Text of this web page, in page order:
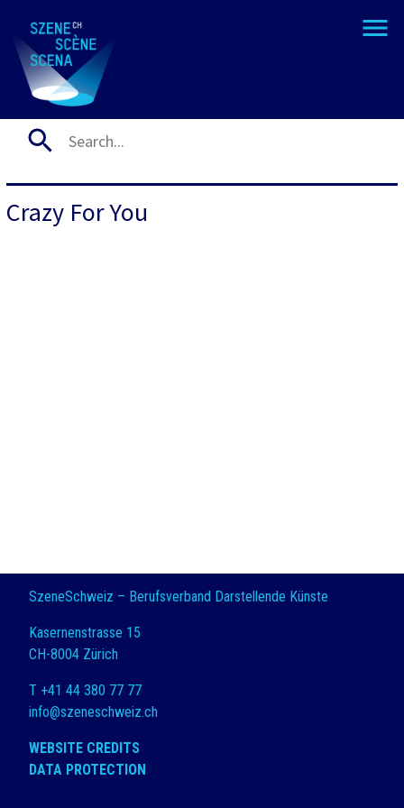
Crazy For You
SzeneSchweiz – Berufsverband Darstellende Künste
Kasernenstrasse 15
CH-8004 Zürich
T +41 44 380 77 77
info@szeneschweiz.ch
WEBSITE CREDITS
DATA PROTECTION